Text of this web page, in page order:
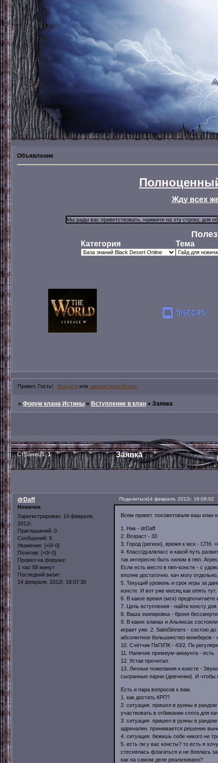
Объявление
Жду всех
Категория Тема
Привет, Гость! Войдитеили зарегистрируйтесь
»Форум клана Истины »Вступление в клан »Заявка
Заявка
Страница:1
Поделиться14 февраля, 2012г. 16:08:02
drDaff
Новичок
Зарегистрирован: 14 февраля,
2012г.
Приглашений: 0
Сообщений: 5
Уважение: [+0/-0]
Позитив: [+0/-0]
Провел на форуме:
1 час 58 минут
Последний визит:
14 февраля, 2012г. 18:07:36
Всем привет. посоветовали ваш клан
1. Ник - drDaff
2. Возраст - 30
3. Город (регион), время к мск - СПб.
4. Класс/дуалкласс и какой путь
так интересно быть хилом в пвп.
Если есть место в пвп-консте - с
вполне достаточно. кач могу
5. Текущий уровень и срок игры за
консте. И вот уже месяц как опять тут.
6. В какое время (мск) предпочитаете
7. Цель вступления - найти консту для
8. Ваша экипировка - броня
9. В каких кланах и Альянсах
играет уже. 2. SaintSinners - состою
абсолютное большинство мемберов -
10. Счётчик ПвП/ПК - 43/2. Пк
11. Наличие премиум-аккаунта - есть
12. Устав прочитал.
13. Личные пожелания к консте -
сыгранные парни (девченки). И чтобы
Есть и пара вопросов к вам.
1. как достать КРП?
2. ситуация. пришел в руины в рандом
участвовать в отбивании спота для
3. ситуация. пришел в руины в рандом
адреналин. принимается решение
4. ситуация. бежишь себе никого не
5. есть ли у вас консты? то есть я
стеснялась флагаться и не боялась
как на самом деле реализовано?